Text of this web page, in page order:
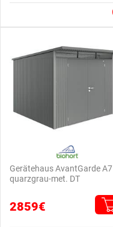
Gerätehaus AvantGarde A7
quarzgrau-met. DT
2859€